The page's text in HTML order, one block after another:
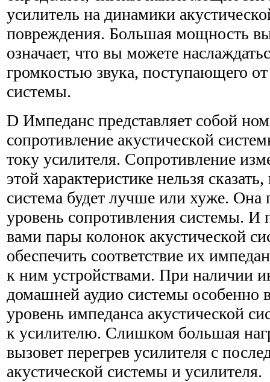
усилитель на динамики
повреждения. Большая мощность
означает, что вы можете
громкостью звука, поступающего
системы.
D Импеданс представляет собой
сопротивление акустической
току усилителя. Сопротивление
этой характеристике нельзя
система будет лучше или хуже. Она
уровень сопротивления системы. И
вами пары колонок акустической
обеспечить соответствие их
к ним устройст­вами. При наличии
домашней аудио системы особенно
уровень импеданса акустической
к усилителю. Слишком большая
вызовет перегрев уси­лителя с
акустической системы и усилителя.